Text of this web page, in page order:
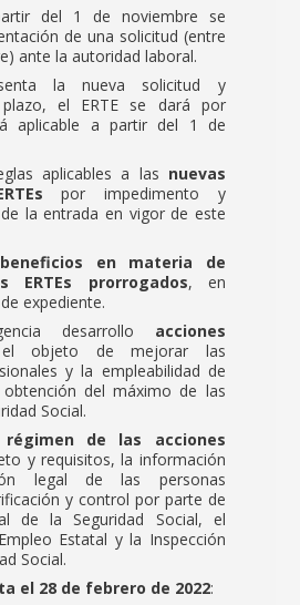
del 1 de noviembre se
de una solicitud (entre
ante la autoridad laboral.
la nueva solicitud y
el ERTE se dará por
aplicable a partir del 1 de
aplicables a las nuevas
por impedimento y
la entrada en vigor de este
beneficios en materia de
ERTEs prorrogados, en
expediente.
desarrollo acciones
objeto de mejorar las
y la empleabilidad de
del máximo de las
Social.
régimen de las acciones
y requisitos, la información
legal de las personas
y control por parte de
de la Seguridad Social, el
Estatal y la Inspección
Social.
el 28 de febrero de 2022: